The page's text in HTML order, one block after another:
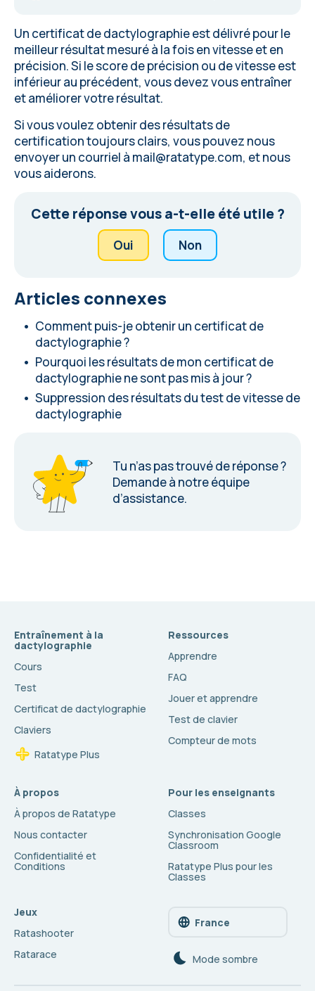
Un certificat de dactylographie est délivré pour le
meilleur résultat mesuré à la fois en vitesse et en
précision. Si le score de précision ou de vitesse est
inférieur au précédent, vous devez vous entraîner
et améliorer votre résultat.
Si vous voulez obtenir des résultats de
certification toujours clairs, vous pouvez nous
envoyer un courriel à mail@ratatype.com, et nous
vous aiderons.
Cette réponse vous a-t-elle été utile ?
Oui Non
Articles connexes
Comment puis-je obtenir un certificat de
dactylographie ?
Pourquoi les résultats de mon certificat de
dactylographie ne sont pas mis à jour ?
Suppression des résultats du test de vitesse de
dactylographie
Tu n’as pas trouvé de réponse ?
Demande à notre équipe
d’assistance.
Entraînement à la
dactylographie
Cours
Test
Certificat de dactylographie
Claviers
Ratatype Plus
Ressources
Apprendre
FAQ
Jouer et apprendre
Test de clavier
Compteur de mots
À propos
À propos de Ratatype
Nous contacter
Confidentialité et
Conditions
Pour les enseignants
Classes
Synchronisation Google
Classroom
Ratatype Plus pour les
Classes
Jeux
Ratashooter
Ratarace
France
Mode sombre